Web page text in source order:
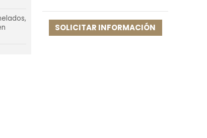
SOLICITAR INFORMACIÓN